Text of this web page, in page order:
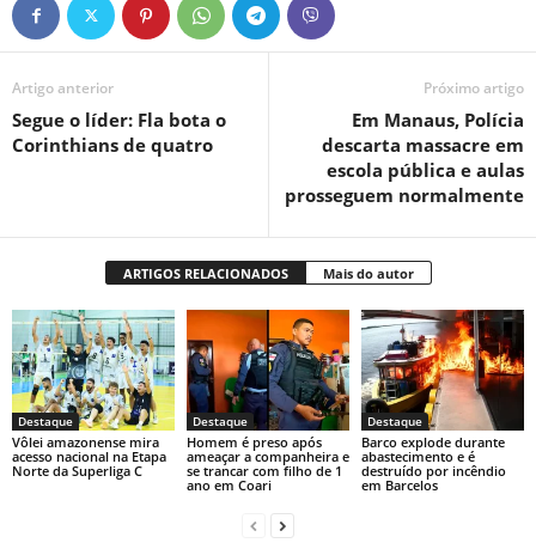
Artigo anterior
Segue o líder: Fla bota o
Corinthians de quatro
Próximo artigo
Em Manaus, Polícia
descarta massacre em
escola pública e aulas
prosseguem normalmente
ARTIGOS RELACIONADOS Mais do autor
Destaque
Vôlei amazonense mira
acesso nacional na Etapa
Norte da Superliga C
Destaque
Homem é preso após
ameaçar a companheira e
se trancar com filho de 1
ano em Coari
Destaque
Barco explode durante
abastecimento e é
destruído por incêndio
em Barcelos